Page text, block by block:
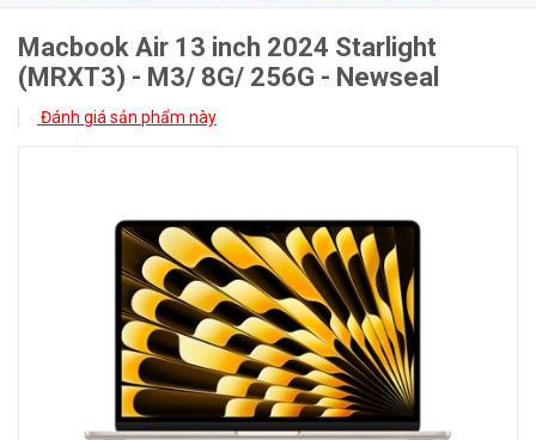
Macbook Air 13 inch 2024 Starlight
(MRXT3) - M3/ 8G/ 256G - Newseal
Đánh giá sản phẩm này